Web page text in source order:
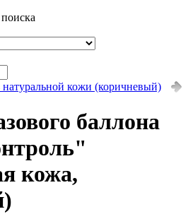
натуральной кожи (коричневый)
баллона
кожа,